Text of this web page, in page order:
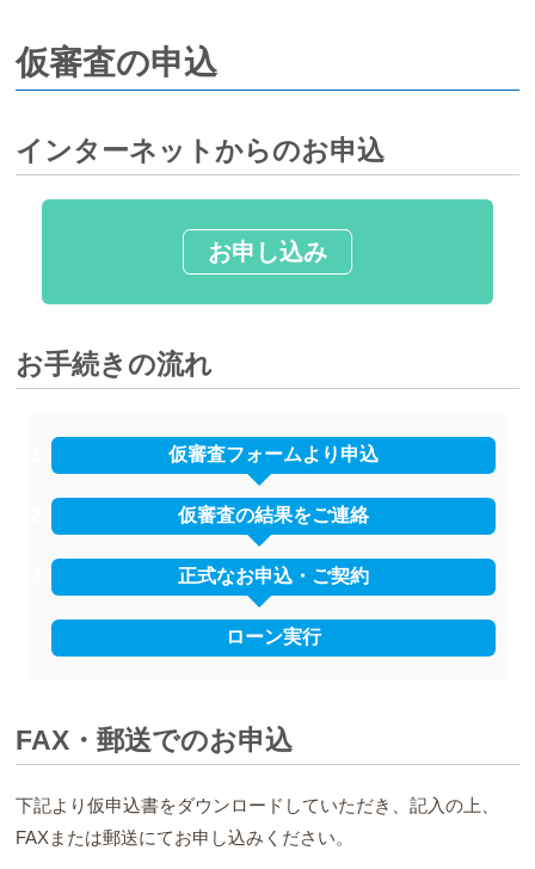
オートローン
山梨しんきん教育ローン「はぐくみ」（当座貸越型）
多目的ローン
やましんフリーローン リメイク
返済シミュレーション
仮審査の申込
インターネットからのお申込
お申し込み
お手続きの流れ
仮審査フォームより申込
仮審査の結果をご連絡
正式なお申込・ご契約
ローン実行
FAX・郵送でのお申込
下記より仮申込書をダウンロードしていただき、記入の上、
FAXまたは郵送にてお申し込みください。